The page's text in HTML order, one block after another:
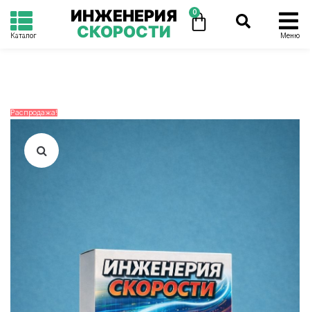
Каталог
ИНЖЕНЕРИЯ
СКОРОСТИ
0
Меню
Распродажа!